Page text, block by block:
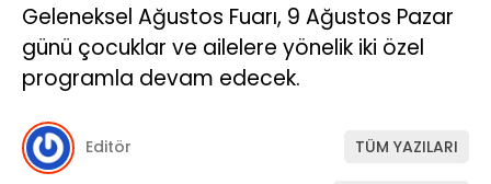
Geleneksel Ağustos Fuarı, 9 Ağustos Pazar
günü çocuklar ve ailelere yönelik iki özel
programla devam edecek.
Editör TÜM YAZILARI